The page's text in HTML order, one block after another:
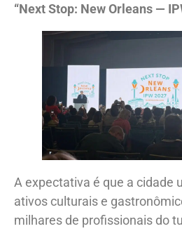
“Next Stop: New Orleans —
A expectativa é que a cidade
ativos culturais e
milhares de profissionais do